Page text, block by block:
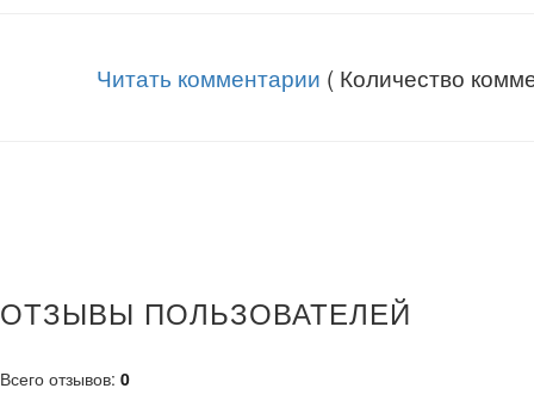
Читать комментарии ( Количество
ОТЗЫВЫ ПОЛЬЗОВАТЕЛЕЙ
Всего отзывов: 0